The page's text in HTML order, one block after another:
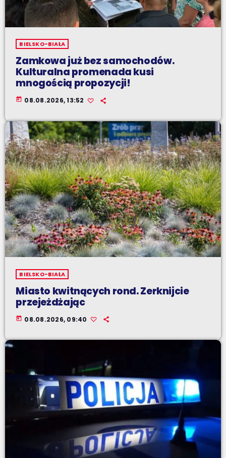
BIELSKO-BIAŁA
Zamkowa już bez samochodów.
Kulturalna promenada kusi
mnogością propozycji!
today 08.08.2026, 13:52
BIELSKO-BIAŁA
Miasto kwitnących rond. Zerknijcie
przejeżdżając
today 08.08.2026, 09:40